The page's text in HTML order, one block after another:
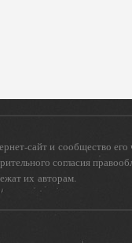
сайт и сообщество его
согласия
их авторам.